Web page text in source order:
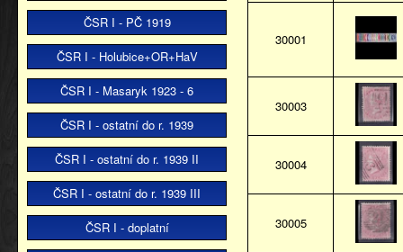
ČSR I - PČ 1919
ČSR I - Holubice+OR+HaV
ČSR I - Masaryk 1923 - 6
ČSR I - ostatní do r. 1939
ČSR I - ostatní do r. 1939 II
ČSR I - ostatní do r. 1939 III
ČSR I - doplatní
30001
30003
30004
30005